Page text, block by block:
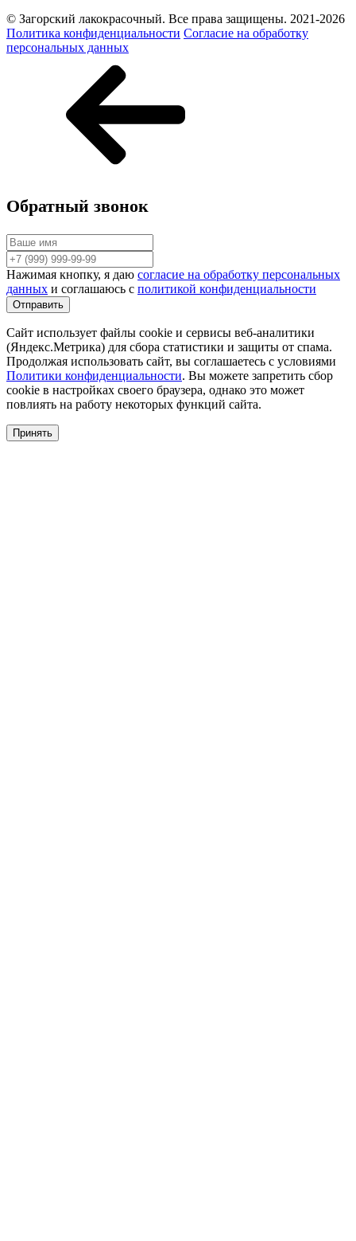
© Загорский лакокрасочный. Все права защищены. 2021-2026
Политика конфиденциальности Согласие на обработку
персональных данных
Обратный звонок
Нажимая кнопку, я даю согласие на обработку персональных
данных и соглашаюсь с политикой конфиденциальности
Сайт использует файлы cookie и сервисы веб-аналитики
(Яндекс.Метрика) для сбора статистики и защиты от спама.
Продолжая использовать сайт, вы соглашаетесь с условиями
Политики конфиденциальности. Вы можете запретить сбор
cookie в настройках своего браузера, однако это может
повлиять на работу некоторых функций сайта.
Принять